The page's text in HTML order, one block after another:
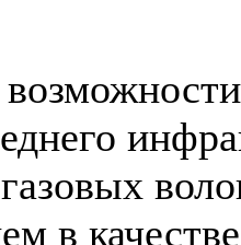
в